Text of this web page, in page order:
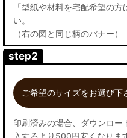
「型紙や材料を宅配希望の
い。
（右の図と同じ柄のバナー）
step2
ご希望のサイズをお選び下
印刷済みの場合、ダウンロ